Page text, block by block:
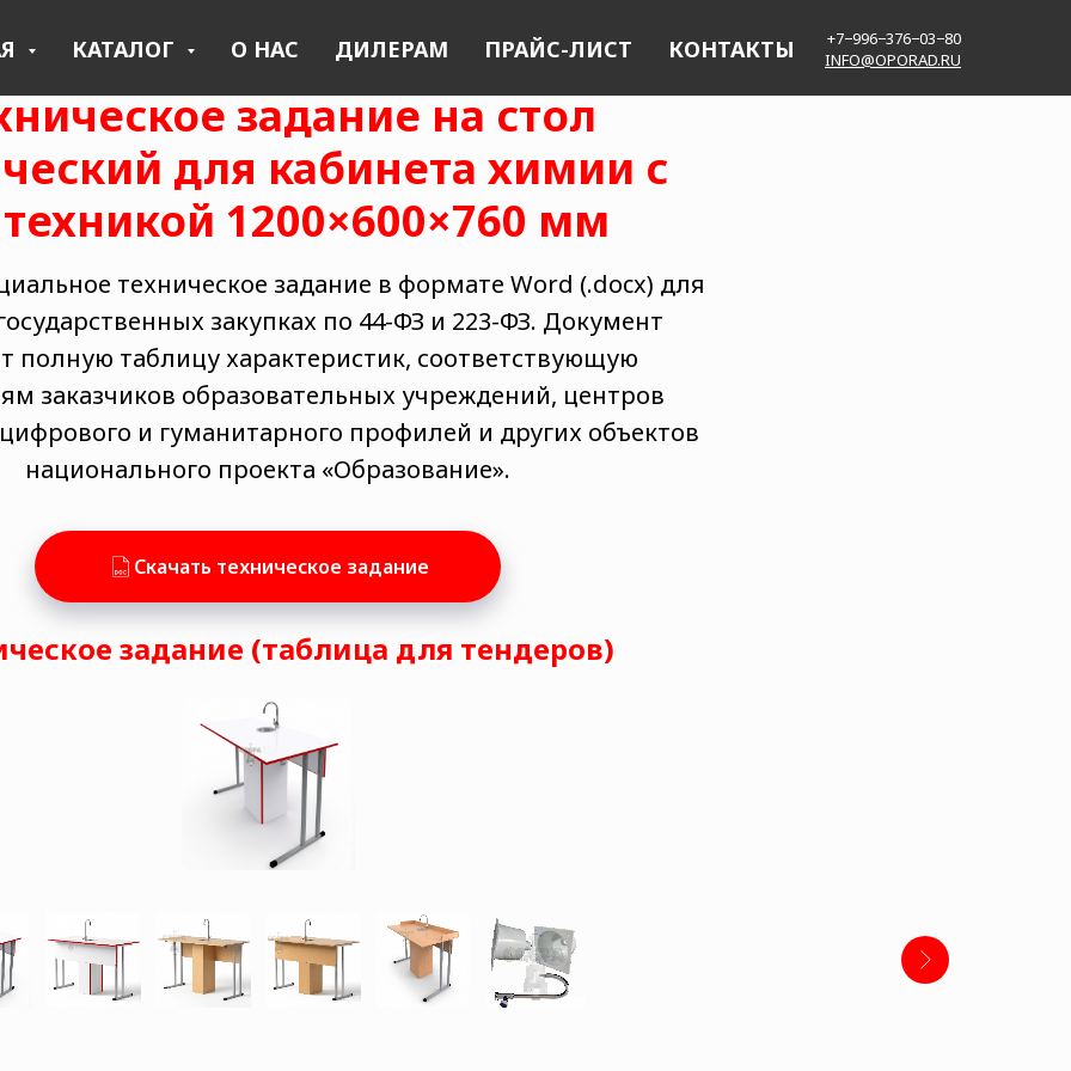
КАТАЛОГ О НАС ДИЛЕРАМ ПРАЙС-ЛИСТ КОНТАКТЫ
+7−996−376−03−80
INFO@OPORAD.RU
задание на стол
для кабинета химии с
1200×600×760 мм
техническое задание в формате Word (.docx) для
закупках по 44-ФЗ и 223-ФЗ. Документ
полную таблицу характеристик, соответствующую
заказчиков образовательных учреждений, центров
и гуманитарного профилей и других объектов
национального проекта «Образование».
Скачать техническое задание
задание (таблица для тендеров)